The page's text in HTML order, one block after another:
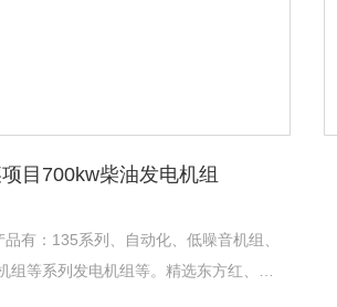
目700kw柴油发电机组
有：135系列、自动化、低噪音机组、
组等系列发电机组等。精选东方红、潍